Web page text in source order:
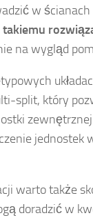
w ścianach
takiemu
na wygląd
split, który
jednostek
warto także
doradzić w